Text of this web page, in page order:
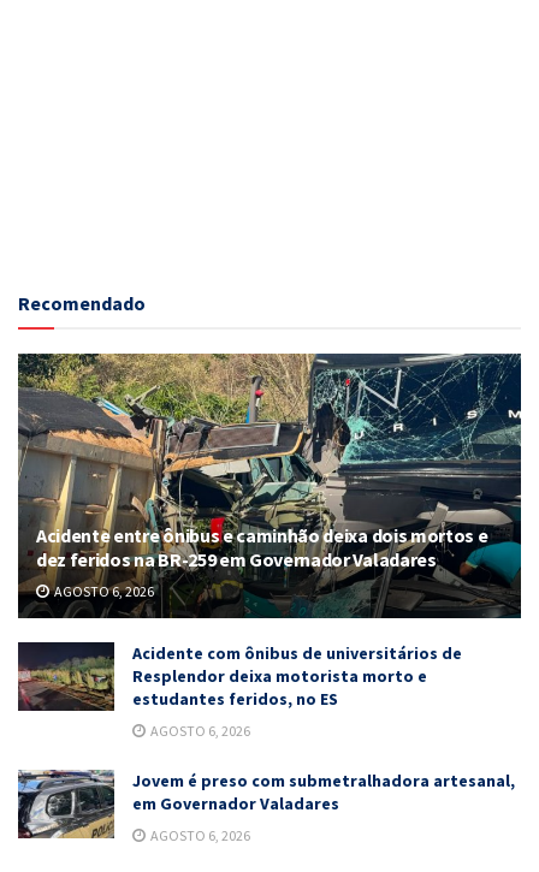
Recomendado
Acidente entre ônibus e caminhão deixa dois mortos e
dez feridos na BR-259 em Governador Valadares
AGOSTO 6, 2026
Acidente com ônibus de universitários de
Resplendor deixa motorista morto e
estudantes feridos, no ES
AGOSTO 6, 2026
Jovem é preso com submetralhadora artesanal,
em Governador Valadares
AGOSTO 6, 2026